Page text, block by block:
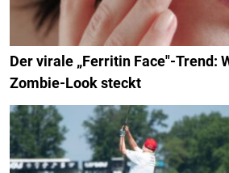
Der virale „Ferritin Face"-Trend:
Zombie-Look steckt